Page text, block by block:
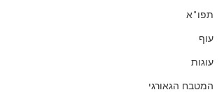
תפו"א
עוף
עוגות
המטבח הגאורגי